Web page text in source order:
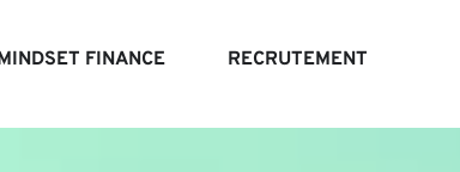
FINANCE RECRUTEMENT